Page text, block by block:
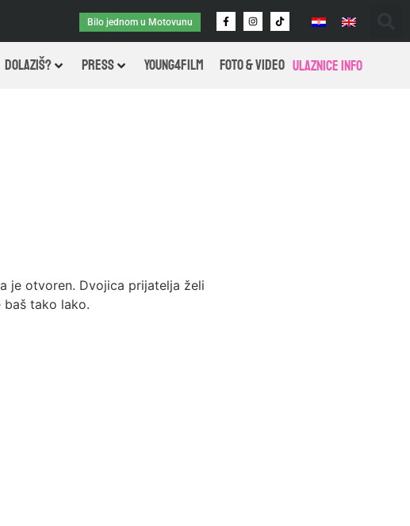
Bilo jednom u Motovunu
DOLAZIŠ? PRESS Young4Film FOTO & VIDEO Ulaznice info
je otvoren. Dvojica prijatelja želi
tako lako.